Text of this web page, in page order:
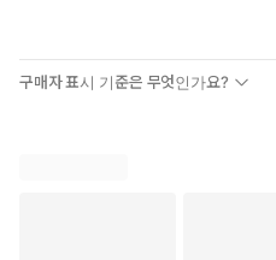
구매자 표시 기준은 무엇인가요?